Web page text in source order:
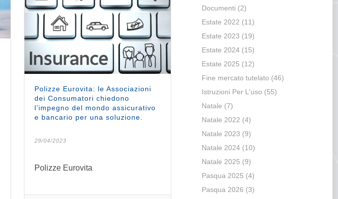
Polizze Eurovita: le Associazioni
dei Consumatori chiedono
l’impegno del mondo assicurativo
e bancario per una soluzione.
29/04/2023
Polizze Eurovita
Documenti (2)
Estate 2022 (11)
Estate 2023 (19)
Estate 2024(15)
Estate 2025 (12)
Fine mercato tutelato (46)
Istruzioni Per L'uso (55)
Natale (7)
Natale 2022 (4)
Natale 2023 (9)
Natale 2024(10)
Natale 2025 (9)
Pasqua 2025 (4)
Pasqua 2026 (3)